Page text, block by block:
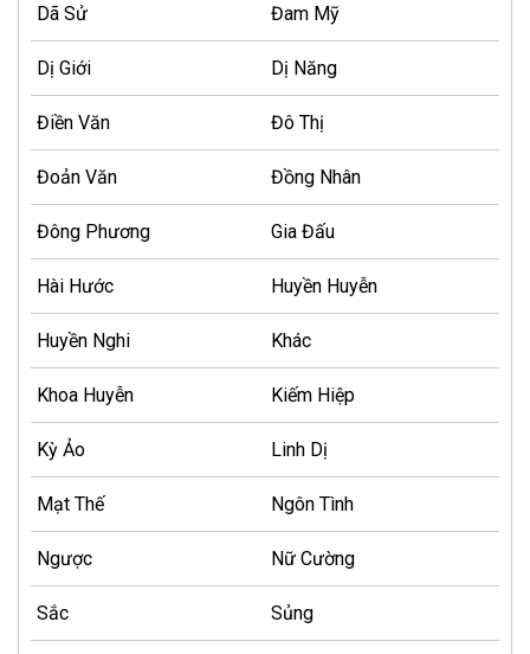
Dã Sử Đam Mỹ
Dị Giới Dị Năng
Điền Văn Đô Thị
Đoản Văn Đồng Nhân
Đông Phương Gia Đấu
Hài Hước Huyền Huyễn
Huyền Nghi Khác
Khoa Huyễn Kiếm Hiệp
Kỳ Ảo Linh Dị
Mạt Thế Ngôn Tình
Ngược Nữ Cường
Sắc Sủng